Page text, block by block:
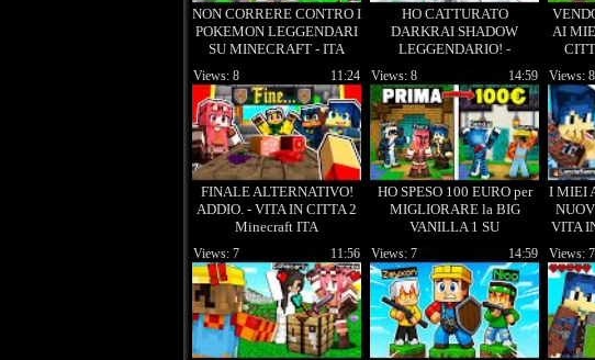
NON CORRERE CONTRO I
POKEMON LEGGENDARI
SU MINECRAFT - ITA
HO CATTURATO
DARKRAI SHADOW
LEGGENDARIO! -
Pixelcraft EP.57
AI
FINALE ALTERNATIVO!
ADDIO. - VITA IN CITTA 2
Minecraft ITA
11:24
Views: 8
HO SPESO 100 EURO per
MIGLIORARE la BIG
VANILLA 1 SU
MINECRAFT!
14:59
Views: 8
I MIEI
VITA
Views: 8
11:56
Views: 7 14:59
Views: 7 Views: 7